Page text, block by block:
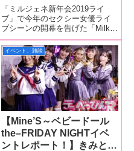
代のヴォーカリストが奇跡
のコラボレーション！ 深
紅のドレスに身を包んだ神
咲詩織ちゃんがオリジナル
曲を披露！
「ミルジェネ新年会2019ライ
ブ」で今年のセクシー女優ライ
ブシーンの開幕を告げた「Milky
Pop Generation(通称・ミルジェ
ネ)」が早くも2回目のライブを開
催！1月24日、東京・六本木で行
われた「美女と野獣-Beauty an
イベント、雑談
【Mine’S～ベビードール
the–FRIDAY NIGHTイベ
ントレポート！】きみと歩